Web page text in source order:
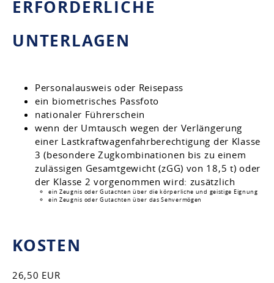
ERFORDERLICHE
UNTERLAGEN
Personalausweis oder Reisepass
ein biometrisches Passfoto
nationaler Führerschein
wenn der Umtausch wegen der Verlängerung
einer Lastkraftwagenfahrberechtigung der Klasse
3 (besondere Zugkombinationen bis zu einem
zulässigen Gesamtgewicht (zGG) von 18,5 t) oder
der Klasse 2 vorgenommen wird: zusätzlich
ein Zeugnis oder Gutachten über die körperliche und geistige Eignung
ein Zeugnis oder Gutachten über das Sehvermögen
KOSTEN
26,50 EUR